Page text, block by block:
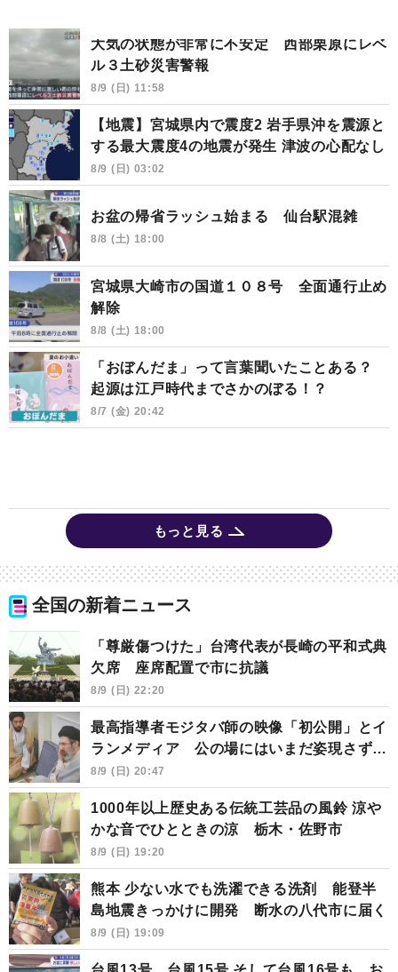
大気の状態が非常に不安定 西部栗原にレベ
ル３土砂災害警報
8/9 (日) 11:58
【地震】宮城県内で震度2 岩手県沖を震源と
する最大震度4の地震が発生 津波の心配なし
8/9 (日) 03:02
お盆の帰省ラッシュ始まる 仙台駅混雑
8/8 (土) 18:00
宮城県大崎市の国道１０８号 全面通行止め
解除
8/8 (土) 18:00
「おぼんだま」って言葉聞いたことある？
起源は江戸時代までさかのぼる！？
8/7 (金) 20:42
もっと見る
全国の新着ニュース
「尊厳傷つけた」台湾代表が長崎の平和式典
欠席 座席配置で市に抗議
8/9 (日) 22:20
最高指導者モジタバ師の映像「初公開」とイ
ランメディア 公の場にはいまだ姿現さず…
8/9 (日) 20:47
1000年以上歴史ある伝統工芸品の風鈴 涼や
かな音でひとときの涼 栃木・佐野市
8/9 (日) 19:20
熊本 少ない水でも洗濯できる洗剤 能登半
島地震きっかけに開発 断水の八代市に届く
8/9 (日) 19:09